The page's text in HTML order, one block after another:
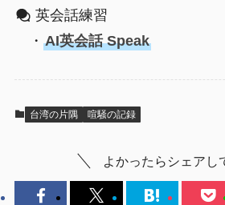
英会話練習
・ AI英会話 Speak
台湾の片隅 喧騒の記録
よかったらシェアし